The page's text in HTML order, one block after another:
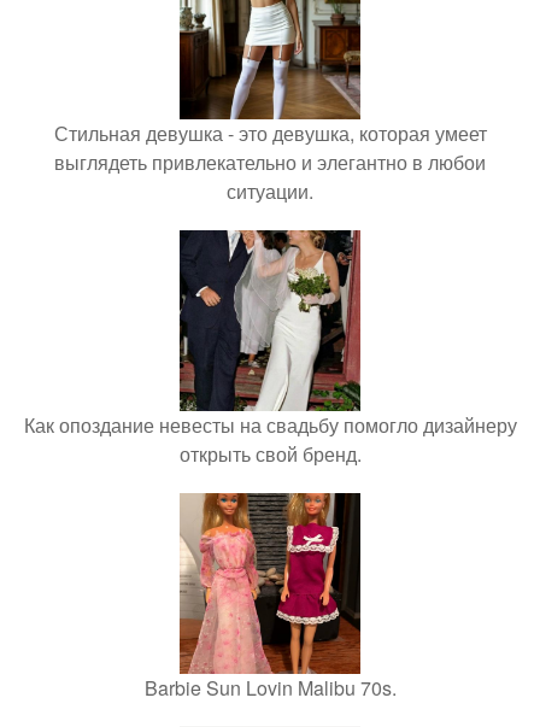
Стильная девушка - это девушка, которая умеет
выглядеть привлекательно и элегантно в любои
ситуации.
Как опоздание невесты на свадьбу помогло дизайнеру
открыть свой бренд.
Barbie Sun Lovin Malibu 70s.